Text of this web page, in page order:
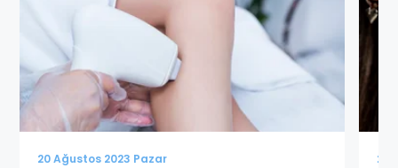
20 Ağustos 2023 Pazar 20